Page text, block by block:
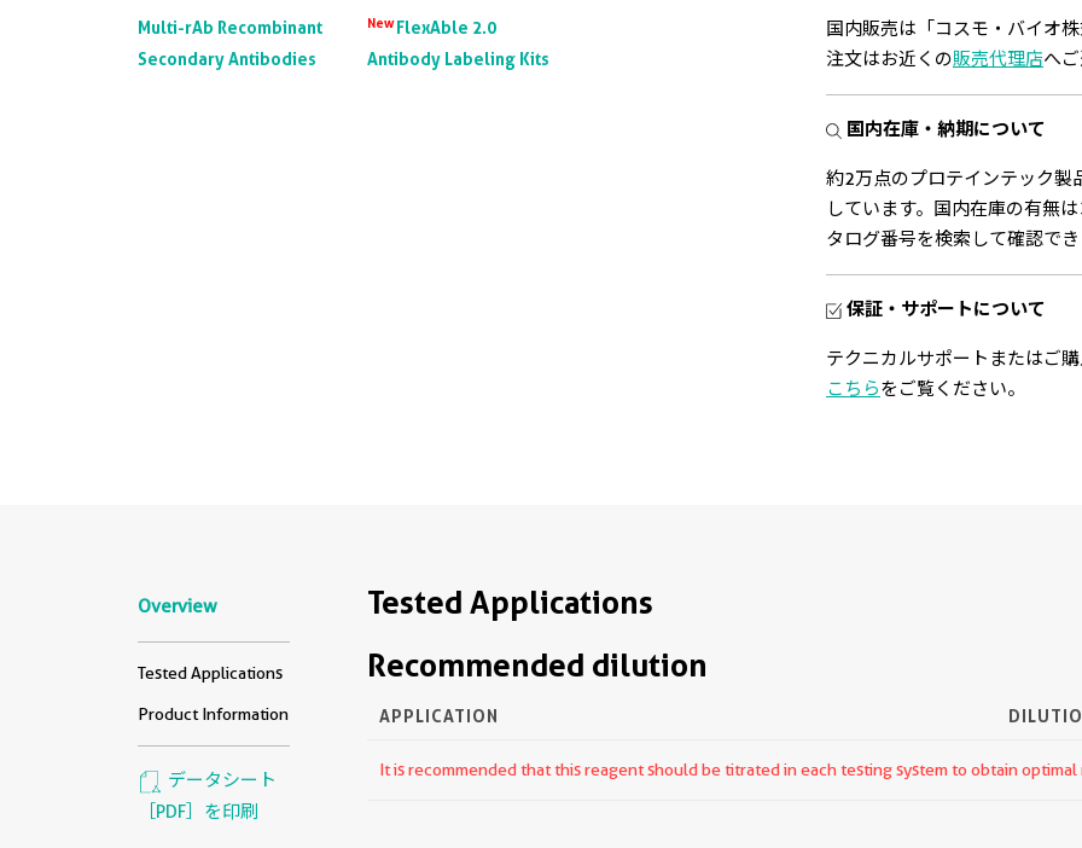
Multi-rAb Recombinant
Secondary Antibodies
NewFlexAble 2.0
Antibody Labeling Kits
国内販売は「コスモ・バイオ
注文はお近くの販売代理店へ
国内在庫・納期について
約2万点のプロテインテック製
しています。国内在庫の有無
タログ番号を検索して確認でき
保証・サポートについて
テクニカルサポートまたはご
こちらをご覧ください。
Overview
Tested Applications
Product Information
データシート
［PDF］を印刷
Tested Applications
Recommended dilution
APPLICATION
It is recommended that this reagent should be titrated in each testing system to obtain optimal